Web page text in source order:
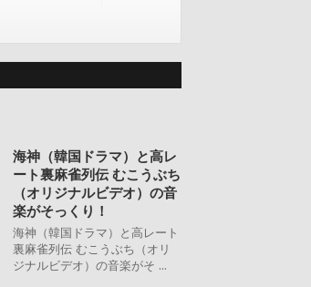
海神（韓国ドラマ）と高レ
ート裏麻雀列伝 むこうぶち
（オリジナルビデオ）の音
楽がそっくり！
海神（韓国ドラマ）と高レート
裏麻雀列伝 むこうぶち（オリ
ジナルビデオ）の音楽がそ ...